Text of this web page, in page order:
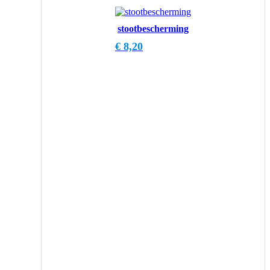
stootbescherming
€ 8,20